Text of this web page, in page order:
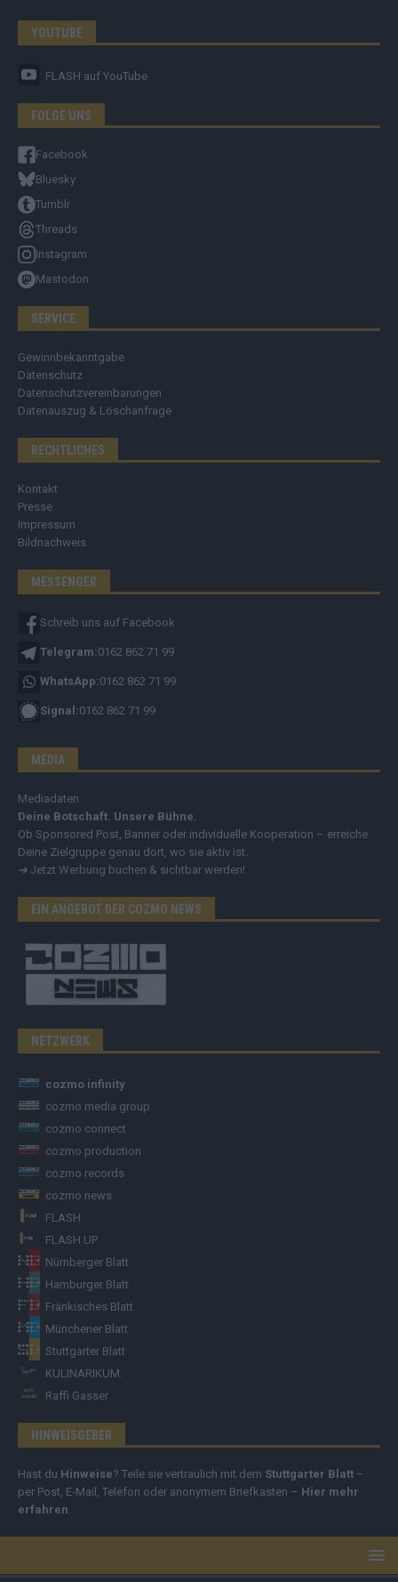
YOUTUBE
FLASH auf YouTube
FOLGE UNS
Facebook
Bluesky
Tumblr
Threads
Instagram
Mastodon
SERVICE
Gewinnbekanntgabe
Datenschutz
Datenschutzvereinbarungen
Datenauszug & Löschanfrage
RECHTLICHES
Kontakt
Presse
Impressum
Bildnachweis
MESSENGER
Schreib uns auf Facebook
Telegram:0162 862 71 99
WhatsApp:0162 862 71 99
Signal:0162 862 71 99
MEDIA
Mediadaten
Deine Botschaft. Unsere Bühne.
Ob Sponsored Post, Banner oder individuelle Kooperation – erreiche
Deine Zielgruppe genau dort, wo sie aktiv ist.
➔ Jetzt Werbung buchen & sichtbar werden!
EIN ANGEBOT DER COZMO NEWS
NETZWERK
cozmo infinity
cozmo media group
cozmo connect
cozmo production
cozmo records
cozmo news
FLASH
FLASH UP
Nürnberger Blatt
Hamburger Blatt
Fränkisches Blatt
Münchener Blatt
Stuttgarter Blatt
KULINARIKUM.
Raffi Gasser
HINWEISGEBER
Hast du Hinweise? Teile sie vertraulich mit dem Stuttgarter Blatt –
per Post, E-Mail, Telefon oder anonymem Briefkasten – Hier mehr
erfahren.